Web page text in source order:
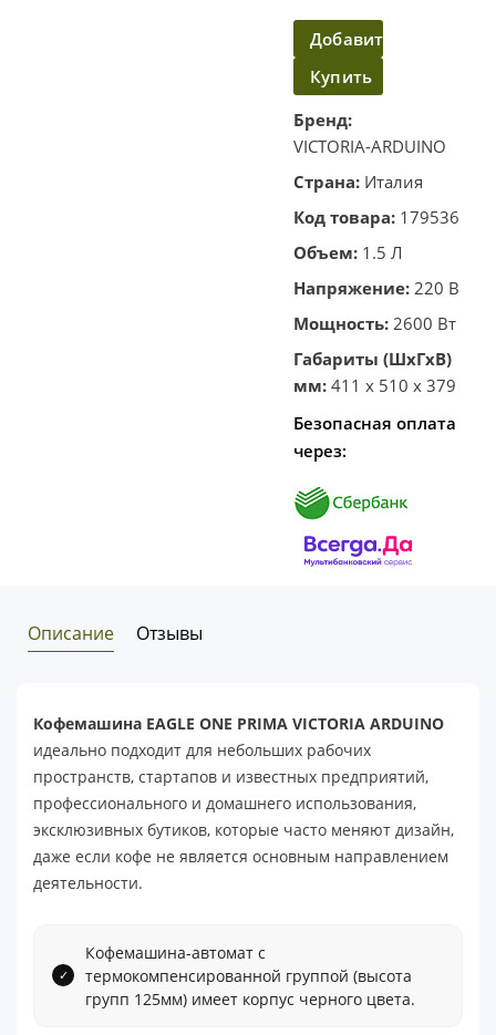
Добавить
в
корзину
Купить
в
один
клик
Бренд:
VICTORIA-ARDUINO
Страна: Италия
Код товара: 179536
Объем: 1.5 Л
Напряжение: 220 В
Мощность: 2600 Вт
Габариты (ШхГхВ)
мм: 411 x 510 x 379
Безопасная оплата
через:
Описание Отзывы
Кофемашина EAGLE ONE PRIMA VICTORIA ARDUINO
идеально подходит для небольших рабочих
пространств, стартапов и известных предприятий,
профессионального и домашнего использования,
эксклюзивных бутиков, которые часто меняют дизайн,
даже если кофе не является основным направлением
деятельности.
Кофемашина-автомат с
термокомпенсированной группой (высота
групп 125мм) имеет корпус черного цвета.